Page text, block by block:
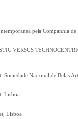
pela Companhia
VERSUS
Sociedade Nacional de Belas
Lisboa
Lisboa